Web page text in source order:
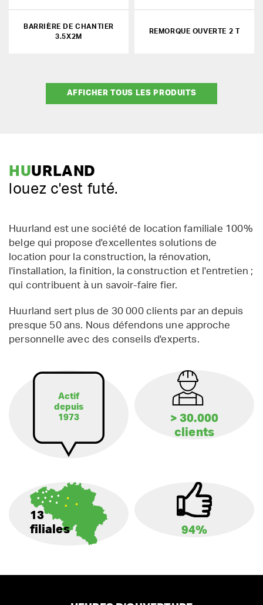
BARRIÈRE DE CHANTIER
3.5X2M
REMORQUE OUVERTE 2 T
AFFICHER TOUS LES PRODUITS
HUURLAND
louez c'est futé.
Huurland est une société de location familiale 100%
belge qui propose d'excellentes solutions de
location pour la construction, la rénovation,
l'installation, la finition, la construction et l'entretien ;
qui contribuent à un savoir-faire fier.
Huurland sert plus de 30 000 clients par an depuis
presque 50 ans. Nous défendons une approche
personnelle avec des conseils d'experts.
Actif
depuis
1973
> 30.000
clients
13
filiales
94%